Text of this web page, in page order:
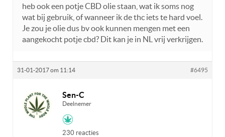
heb ook een potje CBD olie staan, wat ik soms nog
wat bij gebruik, of wanneer ik de thc iets te hard voel.
Je zou je olie dus bv ook kunnen mengen met een
aangekocht potje cbd? Dit kan je in NL vrij verkrijgen.
31-01-2017 om 11:14 #6495
Sen-C
Deelnemer
230 reacties